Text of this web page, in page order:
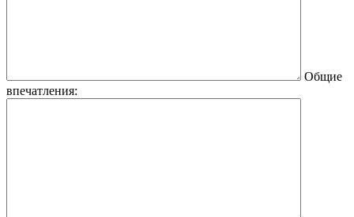
Общие
впечатления: